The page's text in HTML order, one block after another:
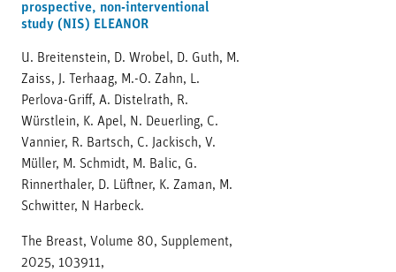
prospective, non-interventional
study (NIS) ELEANOR
U. Breitenstein, D. Wrobel, D. Guth, M.
Zaiss, J. Terhaag, M.-O. Zahn, L.
Perlova-Griff, A. Distelrath, R.
Würstlein, K. Apel, N. Deuerling, C.
Vannier, R. Bartsch, C. Jackisch, V.
Müller, M. Schmidt, M. Balic, G.
Rinnerthaler, D. Lüftner, K. Zaman, M.
Schwitter, N Harbeck.
The Breast, Volume 80, Supplement,
2025, 103911,